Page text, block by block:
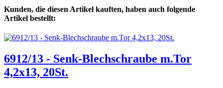
Kunden, die diesen Artikel kauften, haben auch folgende
Artikel bestellt:
6912/13 - Senk-Blechschraube m.Tor
4,2x13, 20St.